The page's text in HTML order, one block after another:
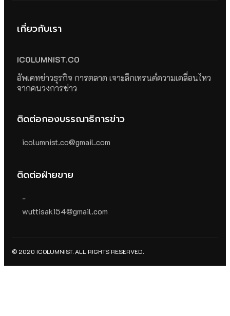
เกี่ยวกับเรา
ICOLUMNIST.CO
อัพเดทข่าวธุรกิจ การตลาด เจาะลึกเทรนด์ความเคลื่อนไหว
จากคนวงการข่าว
ติดต่อกองบรรณาธิการข่าว
icolumnist.co@gmail.com
ติดต่อฝ่ายขาย
-
wuttisak154@gmail.com
© 2020 ICOLUMNIST. ALL RIGHTS RESERVED.